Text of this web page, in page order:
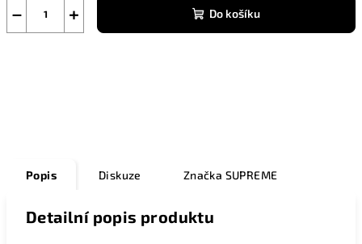
+
− Do košíku
Popis Diskuze Značka SUPREME
Detailní popis produktu